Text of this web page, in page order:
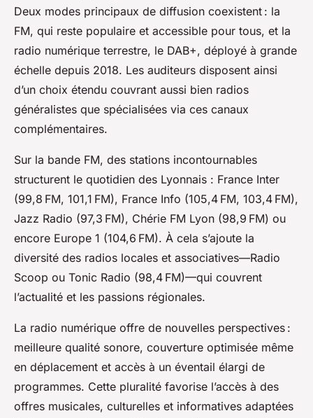
Deux modes principaux de diffusion coexistent : la
FM, qui reste populaire et accessible pour tous, et la
radio numérique terrestre, le DAB+, déployé à grande
échelle depuis 2018. Les auditeurs disposent ainsi
d’un choix étendu couvrant aussi bien radios
généralistes que spécialisées via ces canaux
complémentaires.
Sur la bande FM, des stations incontournables
structurent le quotidien des Lyonnais : France Inter
(99,8 FM, 101,1 FM), France Info (105,4 FM, 103,4 FM),
Jazz Radio (97,3 FM), Chérie FM Lyon (98,9 FM) ou
encore Europe 1 (104,6 FM). À cela s’ajoute la
diversité des radios locales et associatives—Radio
Scoop ou Tonic Radio (98,4 FM)—qui couvrent
l’actualité et les passions régionales.
La radio numérique offre de nouvelles perspectives :
meilleure qualité sonore, couverture optimisée même
en déplacement et accès à un éventail élargi de
programmes. Cette pluralité favorise l’accès à des
offres musicales, culturelles et informatives adaptées